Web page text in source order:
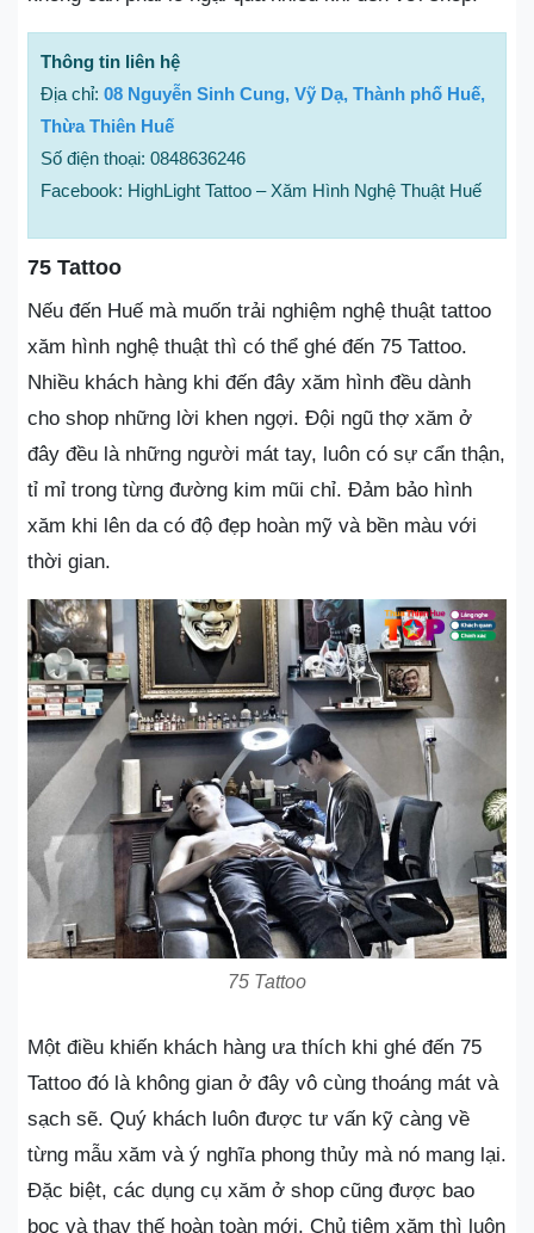
Thông tin liên hệ
Địa chỉ: 08 Nguyễn Sinh Cung, Vỹ Dạ, Thành phố Huế,
Thừa Thiên Huế
Số điện thoại: 0848636246
Facebook: HighLight Tattoo – Xăm Hình Nghệ Thuật Huế
75 Tattoo
Nếu đến Huế mà muốn trải nghiệm nghệ thuật tattoo
xăm hình nghệ thuật thì có thể ghé đến 75 Tattoo.
Nhiều khách hàng khi đến đây xăm hình đều dành
cho shop những lời khen ngợi. Đội ngũ thợ xăm ở
đây đều là những người mát tay, luôn có sự cẩn thận,
tỉ mỉ trong từng đường kim mũi chỉ. Đảm bảo hình
xăm khi lên da có độ đẹp hoàn mỹ và bền màu với
thời gian.
75 Tattoo
Một điều khiến khách hàng ưa thích khi ghé đến 75
Tattoo đó là không gian ở đây vô cùng thoáng mát và
sạch sẽ. Quý khách luôn được tư vấn kỹ càng về
từng mẫu xăm và ý nghĩa phong thủy mà nó mang lại.
Đặc biệt, các dụng cụ xăm ở shop cũng được bao
bọc và thay thế hoàn toàn mới. Chủ tiệm xăm thì luôn